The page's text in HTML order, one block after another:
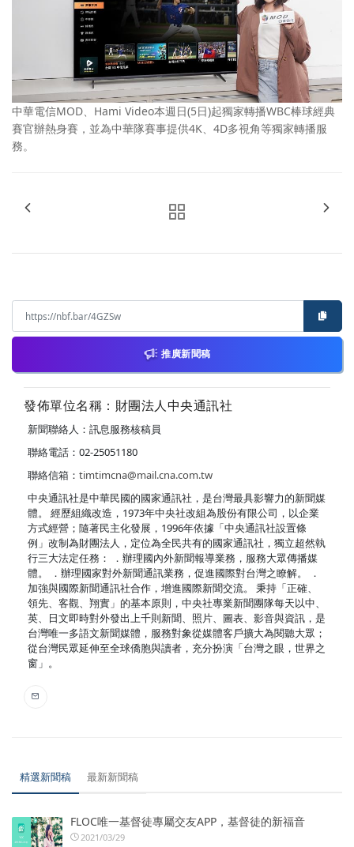
中華電信MOD、Hami Video本週日(5日)起獨家轉播WBC棒球經典
賽官辦熱身賽，並為中華隊賽事提供4K、4D多視角等獨家轉播服
務。
推廣新聞稿
發佈單位名稱：財團法人中央通訊社
新聞聯絡人：訊息服務核稿員
聯絡電話：02-25051180
聯絡信箱： timtimcna@mail.cna.com.tw
中央通訊社是中華民國的國家通訊社，是台灣最具影響力的新聞媒
體。 經歷組織改造，1973年中央社改組為股份有限公司，以企業
方式經營；隨著民主化發展，1996年依據「中央通訊社設置條
例」改制為財團法人，定位為全民共有的國家通訊社，獨立超然執
行三大法定任務： ．辦理國內外新聞報導業務，服務大眾傳播媒
體。 ．辦理國家對外新聞通訊業務，促進國際對台灣之瞭解。 ．
加強與國際新聞通訊社合作，增進國際新聞交流。 秉持「正確、
領先、客觀、翔實」的基本原則，中央社專業新聞團隊每天以中、
英、日文即時對外發出上千則新聞、照片、圖表、影音與資訊，是
台灣唯一多語文新聞媒體，服務對象從媒體客戶擴大為閱聽大眾；
從台灣民眾延伸至全球僑胞與讀者，充分扮演「台灣之眼，世界之
窗」。
精選新聞稿 最新新聞稿
FLOC唯一基督徒專屬交友APP，基督徒的新福音
2021/03/29